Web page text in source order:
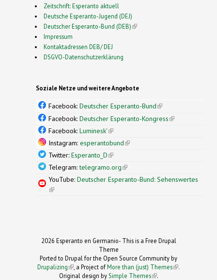
Zeitschrift: Esperanto aktuell
Deutsche Esperanto-Jugend (DEJ)
Deutscher Esperanto-Bund (DEB)(link is external)
Impressum
Kontaktadressen DEB/ DEJ
DSGVO-Datenschutzerklärung
Soziale Netze und weitere Angebote
Facebook: Deutscher Esperanto-Bund(link is
external)
Facebook: Deutscher Esperanto-Kongress(link is
Facebook: Luminesk'(link is external)
Instagram: esperantobund(link is external)
Twitter: Esperanto_D(link is external)
Telegram:telegramo.org(link is external)
YouTube: Deutscher Esperanto-Bund: Sehenswertes
(link is external)
2026 Esperanto en Germanio- This is a Free Drupal
Theme
Ported to Drupal for the Open Source Community by
Drupalizing(link is external)
, a Project ofMore than (just) Themes (link is
.
Original design by Simple Themes
(link is
.